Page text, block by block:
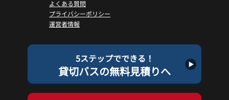
よくある質問
プライバシーポリシー
運営者情報
5ステップでできる！
貸切バスの無料見積りへ